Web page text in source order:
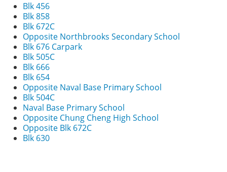
Blk 456
Blk 858
Blk 672C
Opposite Northbrooks Secondary School
Blk 676 Carpark
Blk 505C
Blk 666
Blk 654
Opposite Naval Base Primary School
Blk 504C
Naval Base Primary School
Opposite Chung Cheng High School
Opposite Blk 672C
Blk 630